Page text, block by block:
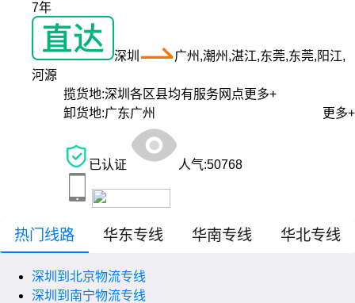
7年
深圳
广州,潮州,湛江,东莞,东莞,阳江,
河源
揽货地:深圳各区县均有服务网点更多+
卸货地:广东广州 更多+
已认证 人气:50768
热门线路 华东专线 华南专线 华北专线
深圳到北京物流专线
深圳到南宁物流专线